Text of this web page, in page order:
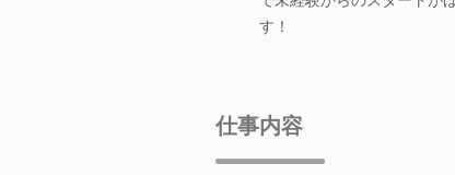
す！
仕事内容